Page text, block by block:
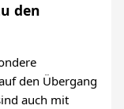
den
den Übergang
auch mit